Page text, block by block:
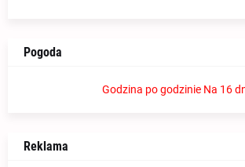
Pogoda
Godzina po godzinie Na 16
Reklama